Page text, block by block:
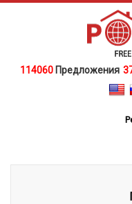
114060 Предложения